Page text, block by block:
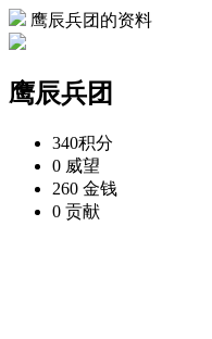
鹰辰兵团的资料
鹰辰兵团
340积分
0 威望
260 金钱
0 贡献